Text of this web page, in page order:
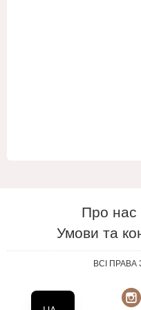
Про нас
Умови та
ВСІ ПРАВА